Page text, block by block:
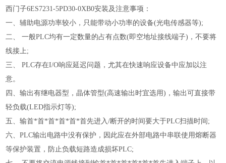
西门子6ES7231-5PD30-0XB0安装及注意事项：
一、辅助电源功率较小，只能带动小功率的设备(光电传感器等);
二、
一般PLC均有一定数量的占有点数(即空地址接线端子)，不要将
线接上;
三、
PLC存在I/O响应延迟问题，尤其在快速响应设备中应加以注
意。
四、输出有继电器型，晶体管型(高速输出时宜选用)，输出可直接带
轻负载(LED指示灯等);
五、输首*首*首*首*首*首先进入/断开的时间要大于PLC扫描时间;
六、PLC输出电路中没有保护，因此应在外部电路中串联使用熔断器
等保护装置，防止负载短路造成损坏PLC;